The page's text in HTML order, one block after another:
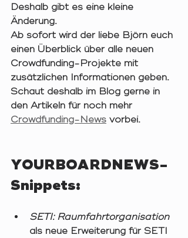
Deshalb gibt es eine kleine
Änderung.
Ab sofort wird der liebe Björn euch
einen Überblick über alle neuen
Crowdfunding-Projekte mit
zusätzlichen Informationen geben.
Schaut deshalb im Blog gerne in
den Artikeln für noch mehr
Crowdfunding-News vorbei.
YOURBOARDNEWS-
Snippets:
SETI: Raumfahrtorganisation
als neue Erweiterung für SETI